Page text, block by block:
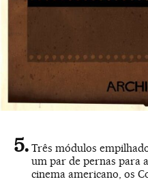
Três módulos
um par de pernas para
cinema americano, os